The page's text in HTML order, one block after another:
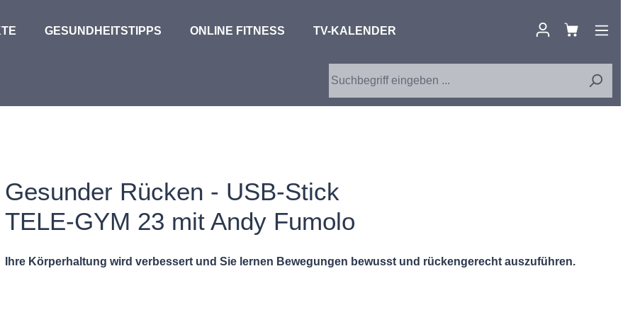
GESUNDHEITSTIPPS ONLINE FITNESS TV-KALENDER
Gesunder Rücken - USB-Stick
TELE-GYM 23 mit Andy Fumolo
Ihre Körperhaltung wird verbessert und Sie lernen Bewegungen bewusst und rückengerecht auszuführen.